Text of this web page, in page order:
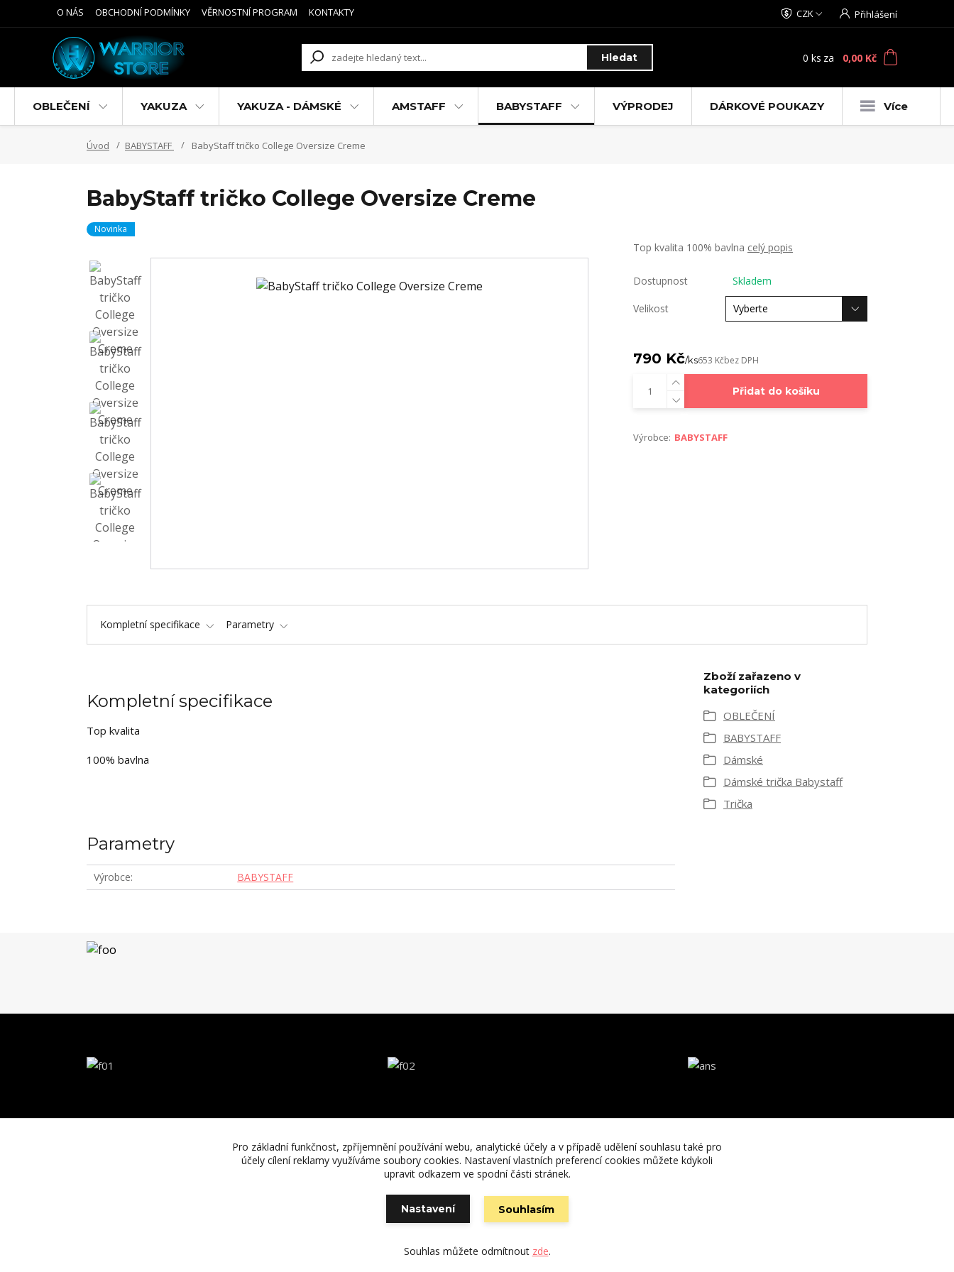
O NÁS OBCHODNÍ PODMÍNKY VĚRNOSTNÍ PROGRAM KONTAKTY CZK Přihlášení
Hledat 0 ks za 0,00 Kč
OBLEČENÍ YAKUZA YAKUZA - DÁMSKÉ AMSTAFF BABYSTAFF VÝPRODEJ DÁRKOVÉ POUKAZY Více
Úvod BABYSTAFF BabyStaff tričko College Oversize Creme
BabyStaff tričko College Oversize Creme
Novinka
Top kvalita 100% bavlna celý popis
Dostupnost Skladem
Velikost
790 Kč/ks653 Kčbez DPH
Přidat do košíku
Výrobce: BABYSTAFF
Kompletní specifikace Parametry
Kompletní specifikace
Top kvalita
100% bavlna
Parametry
Výrobce BABYSTAFF
Zboží zařazeno v
kategoriích
OBLEČENÍ
BABYSTAFF
Dámské
Dámské trička Babystaff
Trička
Pro základní funkčnost, zpříjemnění používání webu, analytické účely a v případě udělení souhlasu také pro
účely cílení reklamy využíváme soubory cookies. Nastavení vlastních preferencí cookies můžete kdykoli
upravit odkazem ve spodní části stránek.
Nastavení Souhlasím
Souhlas můžete odmítnout zde.